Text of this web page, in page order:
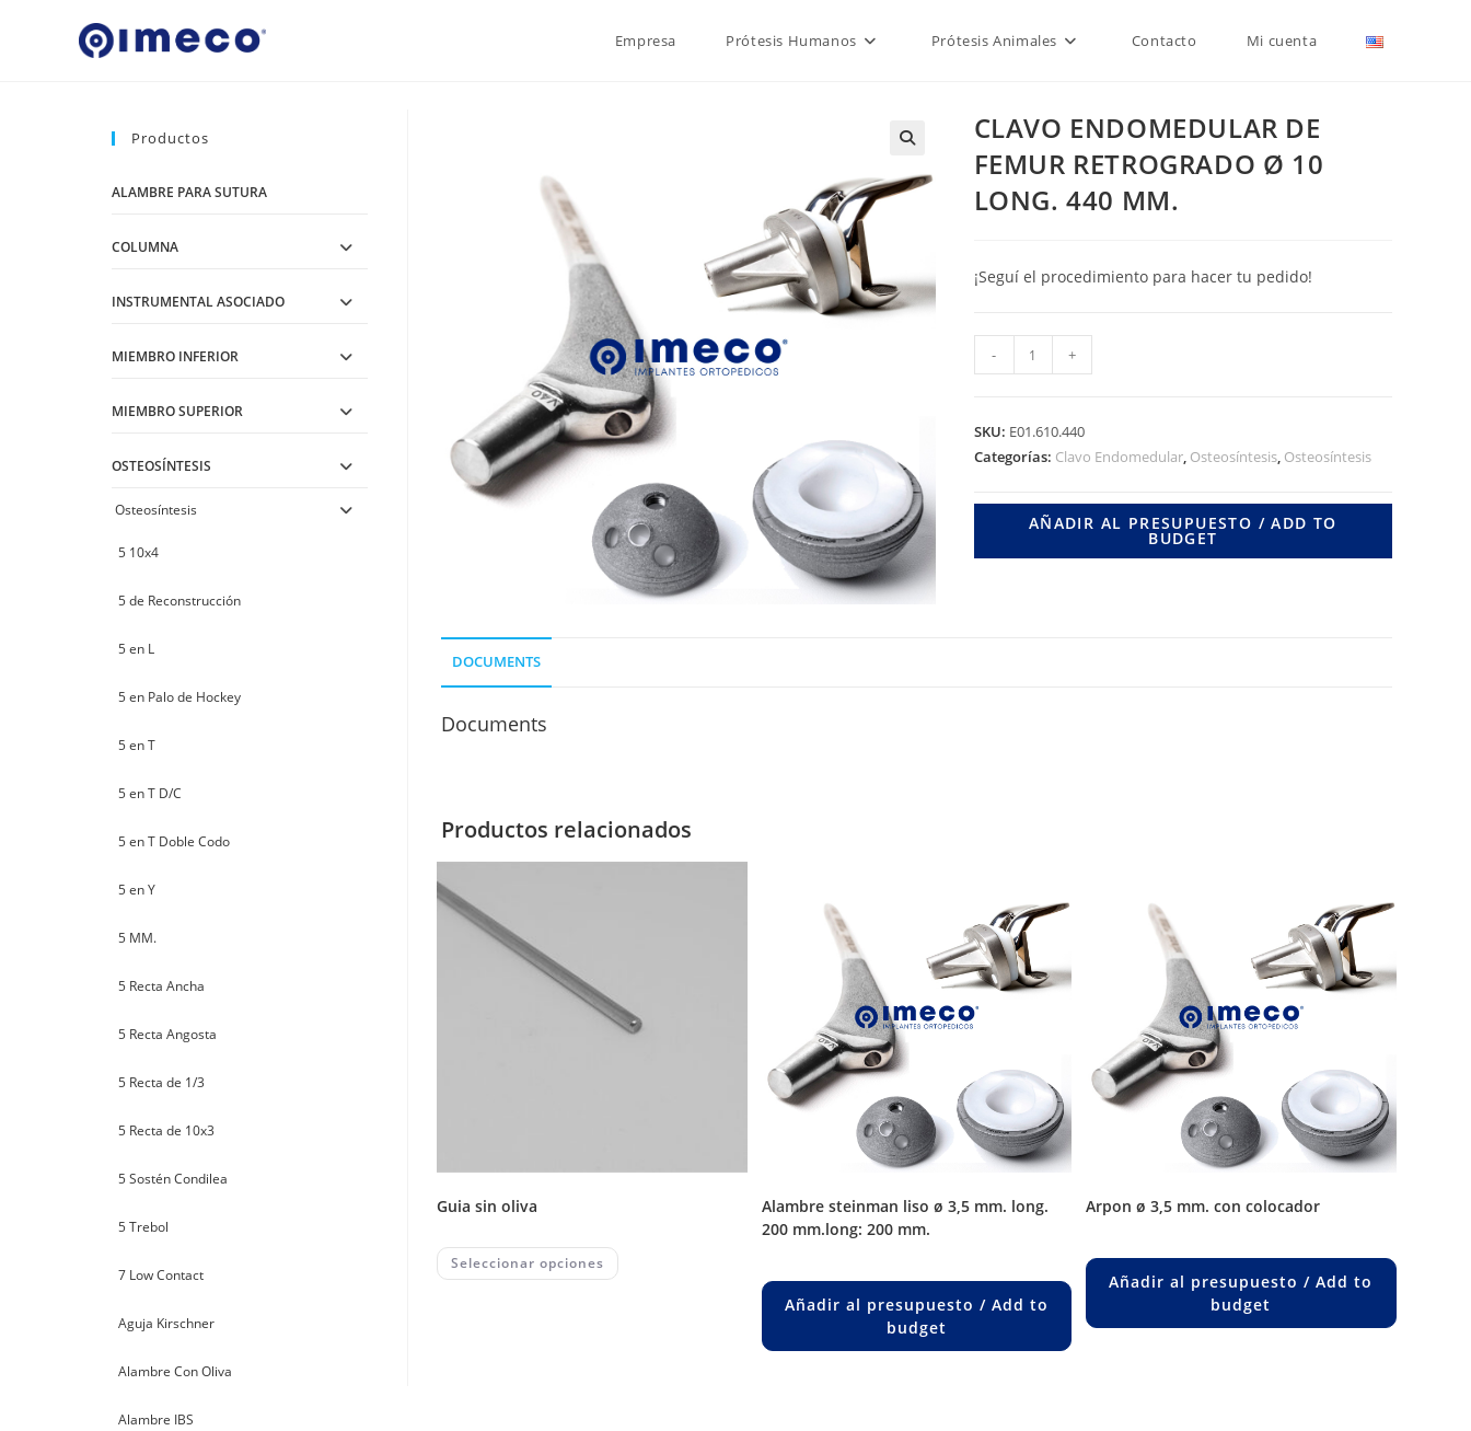
Empresa Prótesis Humanos Prótesis Animales Contacto Mi cuenta
CLAVO ENDOMEDULAR DE
FEMUR RETROGRADO Ø 10
LONG. 440 MM.
¡Seguí el procedimiento para hacer tu pedido!
ENDOMEDULAR
FEMUR
RETROGRADO
- +
SKU: E01.610.440
Categorías: Clavo Endomedular, Osteosíntesis, Osteosíntesis
AÑADIR AL PRESUPUESTO / ADD TO
BUDGET
DOCUMENTS
Documents
Productos relacionados
guia sin oliva
Seleccionar opciones This
alambre steinman liso ø 3,5 mm. long.
200 mm.long: 200 mm.
Añadir al presupuesto / Add to
budget
arpon ø 3,5 mm. con colocador
Añadir al presupuesto / Add to
budget
Productos
ALAMBRE PARA SUTURA
COLUMNA
INSTRUMENTAL ASOCIADO
MIEMBRO INFERIOR
MIEMBRO SUPERIOR
OSTEOSÍNTESIS
Osteosíntesis
5 10x4
5 de Reconstrucción
5 en L
5 en Palo de Hockey
5 en T
5 en T D/C
5 en T Doble Codo
5 en Y
5 MM.
5 Recta Ancha
5 Recta Angosta
5 Recta de 1/3
5 Recta de 10x3
5 Sostén Condilea
5 Trebol
7 Low Contact
Aguja Kirschner
Alambre Con Oliva
Alambre IBS